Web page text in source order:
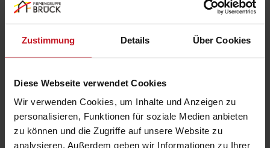
Zustimmung Details Über Cookies
Diese Webseite verwendet Cookies
Wir verwenden Cookies, um Inhalte und Anzeigen zu
personalisieren, Funktionen für soziale Medien anbieten
zu können und die Zugriffe auf unsere Website zu
analysieren. Außerdem geben wir Informationen zu Ihrer